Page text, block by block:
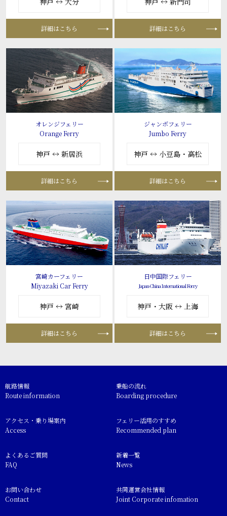
詳細はこちら 詳細はこちら
オレンジフェリー
Orange Ferry
神戸 ↔ 新居浜
詳細はこちら
ジャンボフェリー
Jumbo Ferry
神戸 ↔ 小豆島・高松
詳細はこちら
宮崎カーフェリー
Miyazaki Car Ferry
神戸 ↔ 宮崎
詳細はこちら
日中国際フェリー
Japan-China International Ferry
神戸・大阪 ↔ 上海
詳細はこちら
航路情報
Route information
乗船の流れ
Boarding procedure
アクセス・乗り場案内
Access
フェリー活用のすすめ
Recommended plan
よくあるご質問
FAQ
新着一覧
News
お問い合わせ
Contact
共同運営会社情報
Joint Corporate infomation